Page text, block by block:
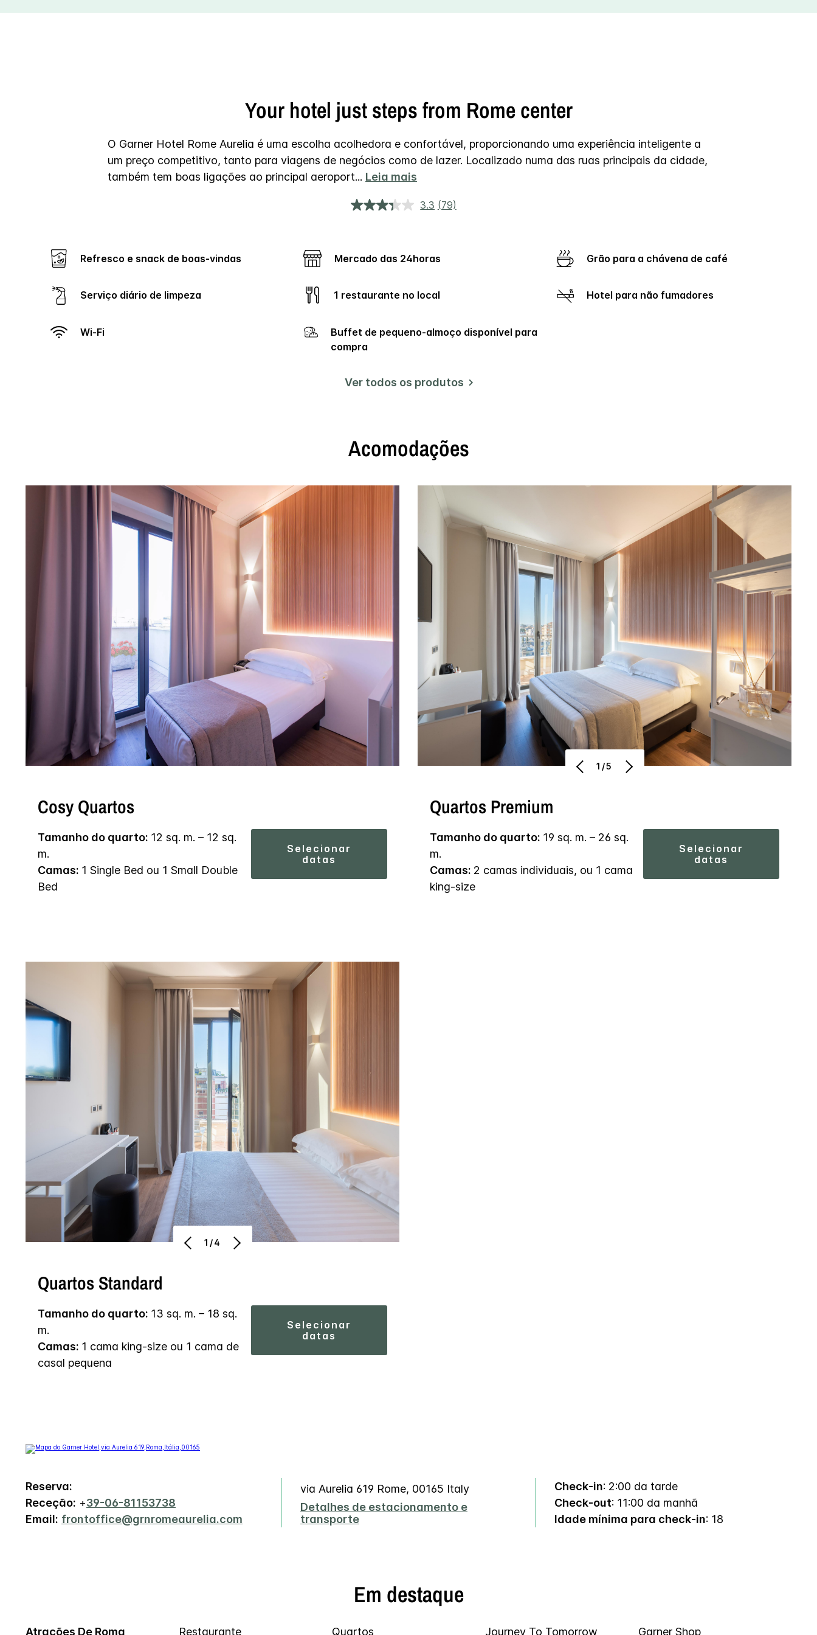
Your hotel just steps from Rome center
O Garner Hotel Rome Aurelia é uma escolha acolhedora e confortável, proporcionando uma experiência inteligente a
um preço competitivo, tanto para viagens de negócios como de lazer. Localizado numa das ruas principais da cidade,
também tem boas ligações ao principal aeroport... Leia mais
3.3 Leu
a
(79)
Refresco e snack de boas-vindas Mercado das 24horas Grão para a chávena de café
Serviço diário de limpeza 1 restaurante no local Hotel para não fumadores
Wi-Fi
Buffet de pequeno-almoço disponível para
compra
Ver todos os produtos
Acomodações
Cosy Quartos
Tamanho do quarto: 12 sq. m. – 12 sq.
m.
Camas: 1 Single Bed ou 1 Small Double
Bed
selecionar
datas
1/5
Quartos Premium
Tamanho do quarto: 19 sq. m. – 26 sq.
m.
Camas: 2 camas individuais, ou 1 cama
king-size
selecionar
datas
1/4
Quartos Standard
Tamanho do quarto: 13 sq. m. – 18 sq.
m.
Camas: 1 cama king-size ou 1 cama de
casal pequena
selecionar
datas
Reserva:
Receção: +39-06-81153738
Email: frontoffice@grnromeaurelia.com
via Aurelia 619 Rome, 00165 Italy
Detalhes de estacionamento e
transporte
Check-in: 2:00 da tarde
Check-out: 11:00 da manhã
Idade mínima para check-in: 18
Em destaque
Atrações De Roma Restaurante Quartos Journey To Tomorrow Garner Shop